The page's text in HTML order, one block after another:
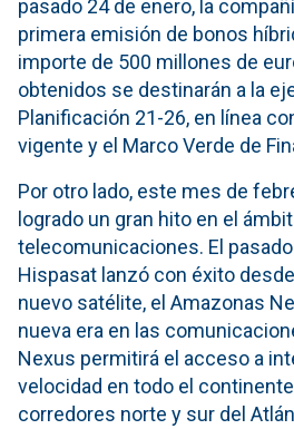
pasado 24 de enero, la
primera emisión de bonos
importe de 500 millones de
obtenidos se destinarán a la
Planificación 21-26, en línea
vigente y el Marco Verde de
Por otro lado, este mes de
logrado un gran hito en el
telecomunicaciones. El
Hispasat lanzó con éxito
nuevo satélite, el Amazonas
nueva era en las
Nexus permitirá el acceso a
velocidad en todo el
corredores norte y sur del